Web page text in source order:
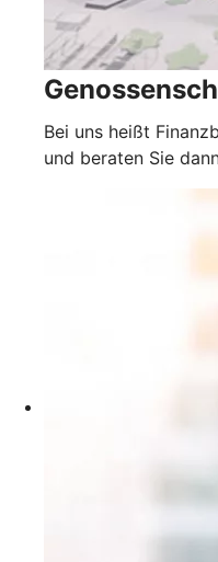
Bei uns heißt
und beraten Sie